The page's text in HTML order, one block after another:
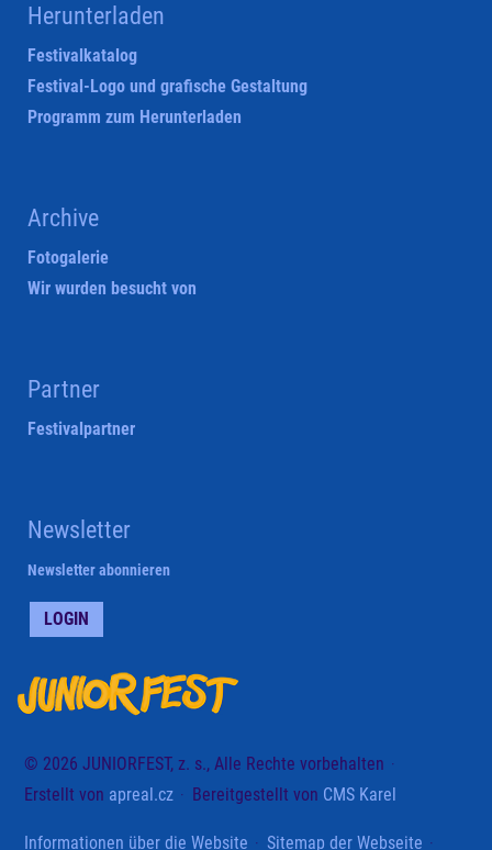
Herunterladen
Festivalkatalog
Festival-Logo und grafische Gestaltung
Programm zum Herunterladen
Archive
Fotogalerie
Wir wurden besucht von
Partner
Festivalpartner
Newsletter
Newsletter abonnieren
LOGIN
© 2026 JUNIORFEST, z. s., Alle Rechte vorbehalten
Erstellt von apreal.cz Bereitgestellt von CMS Karel
Informationen über die Website Sitemap der Webseite